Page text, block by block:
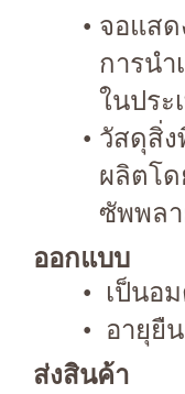
จอแส
การน
ในประ
วัสดุสิ่ง
ผลิตโ
ซัพพลา
ออกแบบ
เป็นอ
อายุยื
ส่งสินค้า